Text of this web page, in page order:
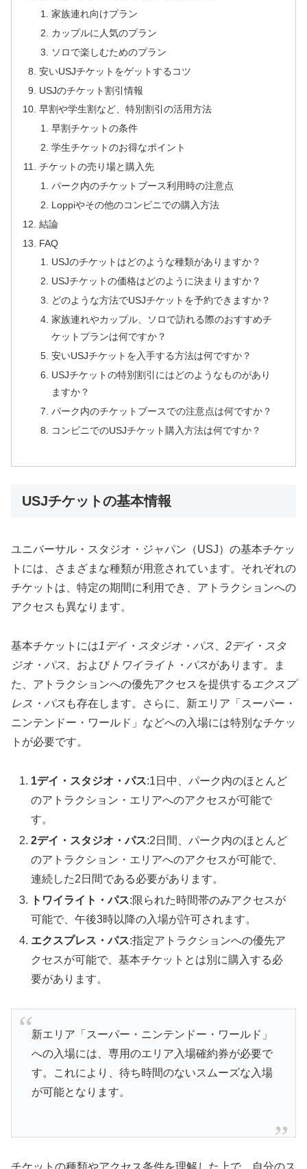
家族連れ向けプラン
カップルに人気のプラン
ソロで楽しむためのプラン
安いUSJチケットをゲットするコツ
USJのチケット割引情報
早割や学生割など、特別割引の活用方法
早割チケットの条件
学生チケットのお得なポイント
チケットの売り場と購入先
パーク内のチケットブース利用時の注意点
Loppiやその他のコンビニでの購入方法
結論
FAQ
USJのチケットはどのような種類がありますか？
USJチケットの価格はどのように決まりますか？
どのような方法でUSJチケットを予約できますか？
家族連れやカップル、ソロで訪れる際のおすすめチ
ケットプランは何ですか？
安いUSJチケットを入手する方法は何ですか？
USJチケットの特別割引にはどのようなものがあり
ますか？
パーク内のチケットブースでの注意点は何ですか？
コンビニでのUSJチケット購入方法は何ですか？
USJチケットの基本情報
ユニバーサル・スタジオ・ジャパン（USJ）の基本チケッ
トには、さまざまな種類が用意されています。それぞれの
チケットは、特定の期間に利用でき、アトラクションへの
アクセスも異なります。
基本チケットには1デイ・スタジオ・パス
2デイ・スタ
ジオ・パス 、および トワイライト・パスがあります。ま
た、アトラクションへの優先アクセスを提供するエクスプ
レス・パス も存在します。さらに、新エリア「スーパー・
ニンテンドー・ワールド」などへの入場には特別なチケッ
トが必要です。
1デイ・スタジオ・パス:1日中、パーク内のほとんど
のアトラクション・エリアへのアクセスが可能で
す。
2デイ・スタジオ・パス:2日間、パーク内のほとんど
のアトラクション・エリアへのアクセスが可能で、
連続した2日間である必要があります。
トワイライト・パス:限られた時間帯のみアクセスが
可能で、午後3時以降の入場が許可されます。
エクスプレス・パス:指定アトラクションへの優先ア
クセスが可能で、基本チケットとは別に購入する必
要があります。
新エリア「スーパー・ニンテンドー・ワールド」
への入場には、専用のエリア入場確約券が必要で
す。これにより、待ち時間のないスムーズな入場
が可能となります。
チケットの種類やアクセス条件を理解した上で、自分のス